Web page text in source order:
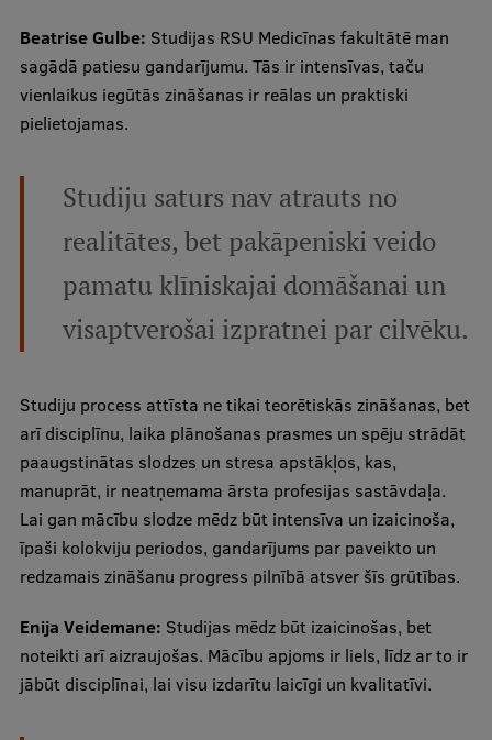
Beatrise Gulbe: Studijas RSU Medicīnas fakultātē man
sagādā patiesu gandarījumu. Tās ir intensīvas, taču
vienlaikus iegūtās zināšanas ir reālas un praktiski
pielietojamas.
Studiju saturs nav atrauts no
realitātes, bet pakāpeniski veido
pamatu klīniskajai domāšanai un
visaptverošai izpratnei par cilvēku.
Studiju process attīsta ne tikai teorētiskās zināšanas, bet
arī disciplīnu, laika plānošanas prasmes un spēju strādāt
paaugstinātas slodzes un stresa apstākļos, kas,
manuprāt, ir neatņemama ārsta profesijas sastāvdaļa.
Lai gan mācību slodze mēdz būt intensīva un izaicinoša,
īpaši kolokviju periodos, gandarījums par paveikto un
redzamais zināšanu progress pilnībā atsver šīs grūtības.
Enija Veidemane: Studijas mēdz būt izaicinošas, bet
noteikti arī aizraujošas. Mācību apjoms ir liels, līdz ar to ir
jābūt disciplīnai, lai visu izdarītu laicīgi un kvalitatīvi.